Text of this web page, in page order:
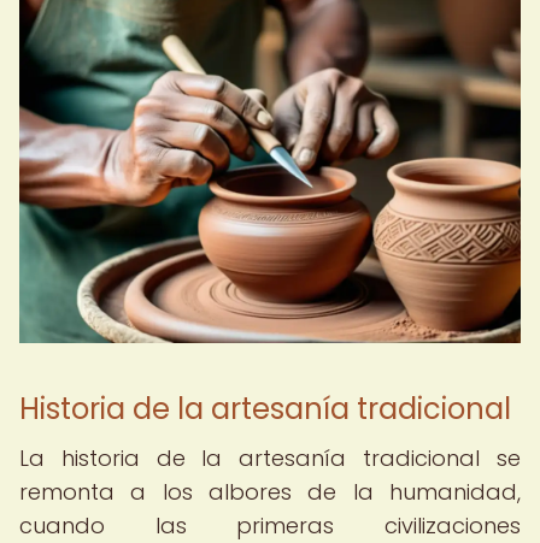
Historia de la artesanía tradicional
La historia de la artesanía tradicional se
remonta a los albores de la humanidad,
cuando las primeras civilizaciones